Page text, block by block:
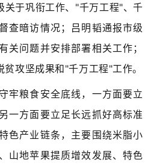
关于巩衔工作、"千万工程"、千
查暗访情况；吕明韬通报市级
关问题并安排部署相关工作；
攻坚成果和"千万工程"工作。
牢粮食安全底线，一方面要立
一方面要立足长远抓好高标准
色产业链条，主要围绕米脂小
山地苹果提质增效发展、特色